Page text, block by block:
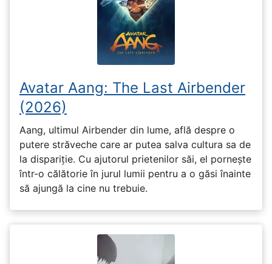
Avatar Aang: The Last Airbender
(2026)
Aang, ultimul Airbender din lume, află despre o
putere străveche care ar putea salva cultura sa de
la dispariție. Cu ajutorul prietenilor săi, el pornește
într-o călătorie în jurul lumii pentru a o găsi înainte
să ajungă la cine nu trebuie.